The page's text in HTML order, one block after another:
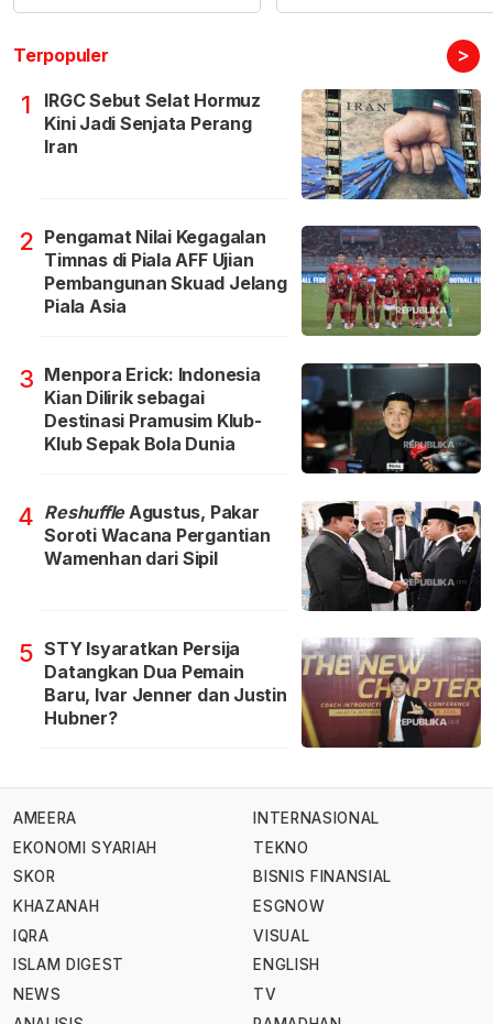
Terpopuler >
1
IRGC Sebut Selat Hormuz
Kini Jadi Senjata Perang
Iran
2 Pengamat Nilai Kegagalan
Timnas di Piala AFF Ujian
Pembangunan Skuad Jelang
Piala Asia
3 Menpora Erick: Indonesia
Kian Dilirik sebagai
Destinasi Pramusim Klub-
Klub Sepak Bola Dunia
4 ReshuffleAgustus, Pakar
Soroti Wacana Pergantian
Wamenhan dari Sipil
5 STY Isyaratkan Persija
Datangkan Dua Pemain
Baru, Ivar Jenner dan Justin
Hubner?
AMEERA
EKONOMI SYARIAH
SKOR
KHAZANAH
IQRA
ISLAM DIGEST
NEWS
INTERNASIONAL
TEKNO
BISNIS FINANSIAL
ESGNOW
VISUAL
ENGLISH
TV